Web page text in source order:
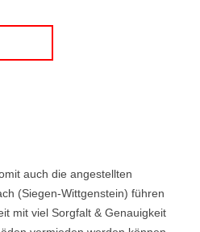
auch die angestellten
(Siegen-Wittgenstein) führen
mit viel Sorgfalt & Genauigkeit